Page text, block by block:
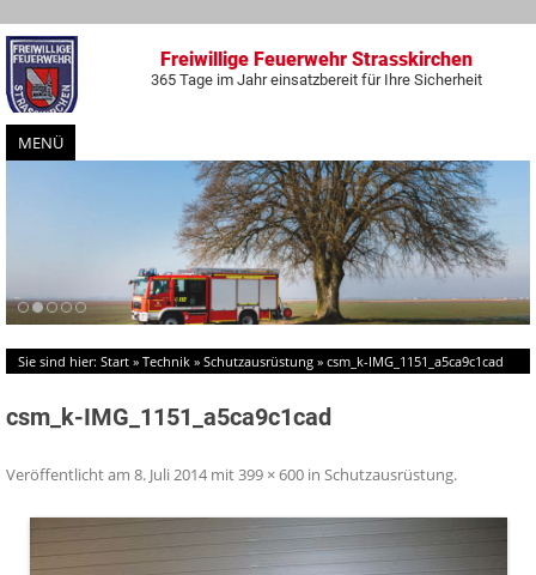
Freiwillige Feuerwehr Strasskirchen
365 Tage im Jahr einsatzbereit für Ihre Sicherheit
MENÜ
Zum
Inhalt
springen
Sie sind hier: Start » Technik » Schutzausrüstung » csm_k-IMG_1151_a5ca9c1cad
csm_k-IMG_1151_a5ca9c1cad
Veröffentlicht am 8. Juli 2014 mit399 × 600 in Schutzausrüstung.